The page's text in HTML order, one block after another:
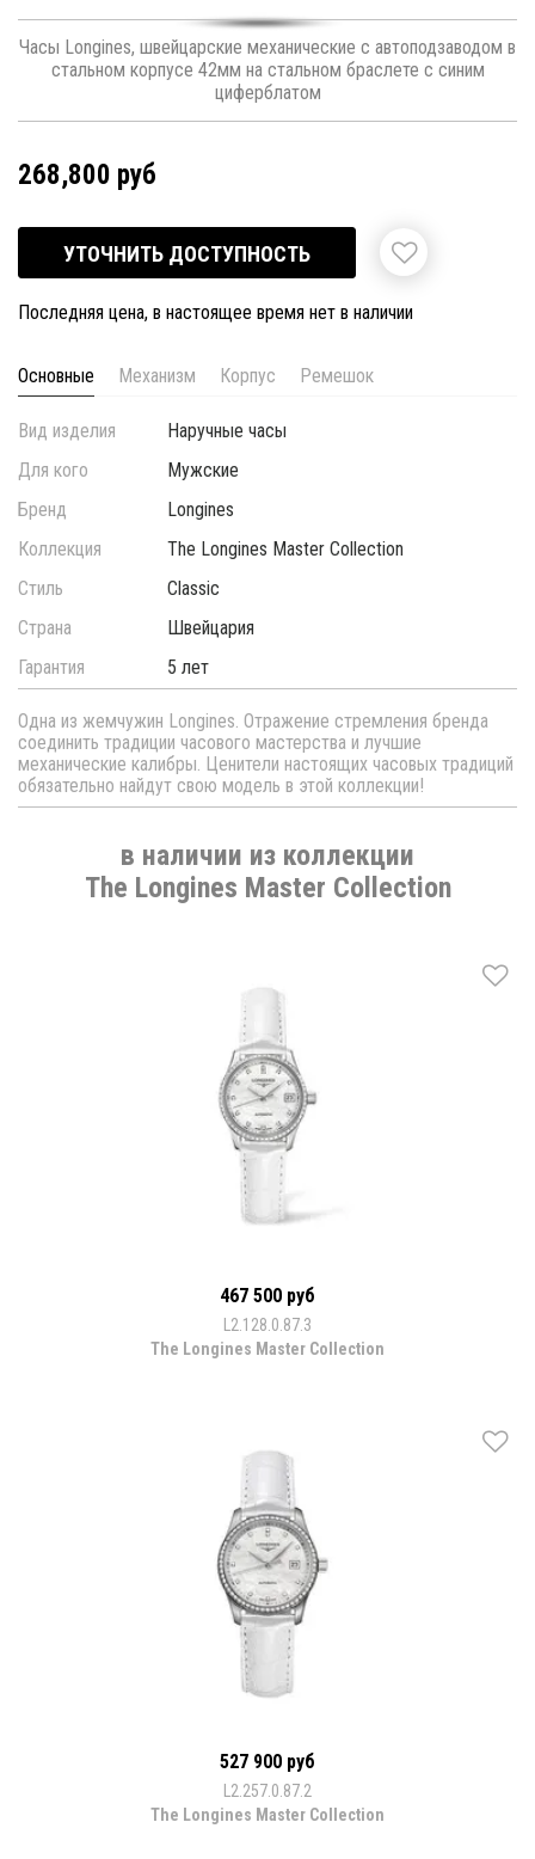
Часы Longines, швейцарские механические с автоподзаводом в
стальном корпусе 42мм на стальном браслете с синим
циферблатом
268,800 руб
УТОЧНИТЬ ДОСТУПНОСТЬ
Последняя цена, в настоящее время нет в наличии
Основные Механизм Корпус Ремешок
Вид изделия
Наручные часы
Для кого
Мужские
Бренд
Longines
Коллекция
The Longines Master Collection
Стиль
Classic
Страна
Швейцария
Гарантия
5 лет
Одна из жемчужин Longines. Отражение стремления бренда
соединить традиции часового мастерства и лучшие
механические калибры. Ценители настоящих часовых традиций
обязательно найдут свою модель в этой коллекции!
в наличии из коллекции
The Longines Master Collection
467 500 руб
L2.128.0.87.3
The Longines Master Collection
527 900 руб
L2.257.0.87.2
The Longines Master Collection